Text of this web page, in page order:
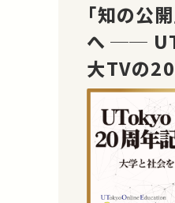
「知の公
へ ──
大TVの
ュケーシ